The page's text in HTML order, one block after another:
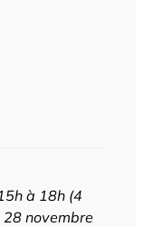
à 18h (4
novembre